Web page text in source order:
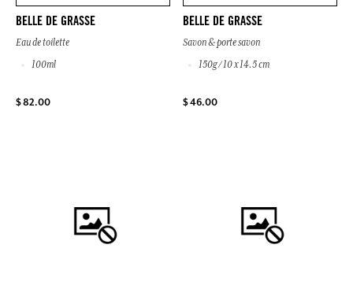
BELLE DE GRASSE
Eau de toilette
100ml
$ 82.00
BELLE DE GRASSE
Savon & porte savon
150g / 10 x 14.5 cm
$ 46.00